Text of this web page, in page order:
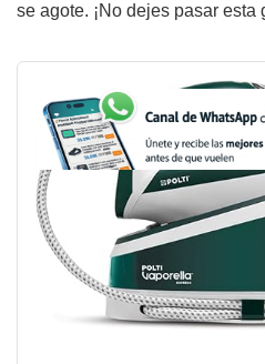
se agote. ¡No dejes pasar esta